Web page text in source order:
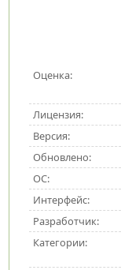
Оценка:
Лицензия:
Версия:
Обновлено:
ОС:
Интерфейс:
Разработчик:
Категории: